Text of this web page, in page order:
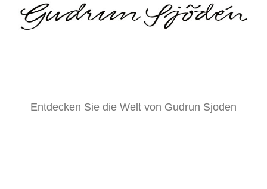
Entdecken Sie die Welt von Gudrun Sjoden